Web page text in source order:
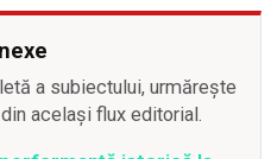
a subiectului, urmărește
același flux editorial.